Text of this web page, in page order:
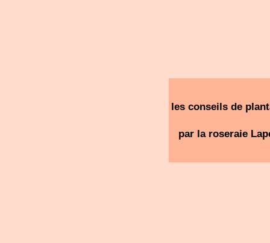
les conseils de
par la roseraie